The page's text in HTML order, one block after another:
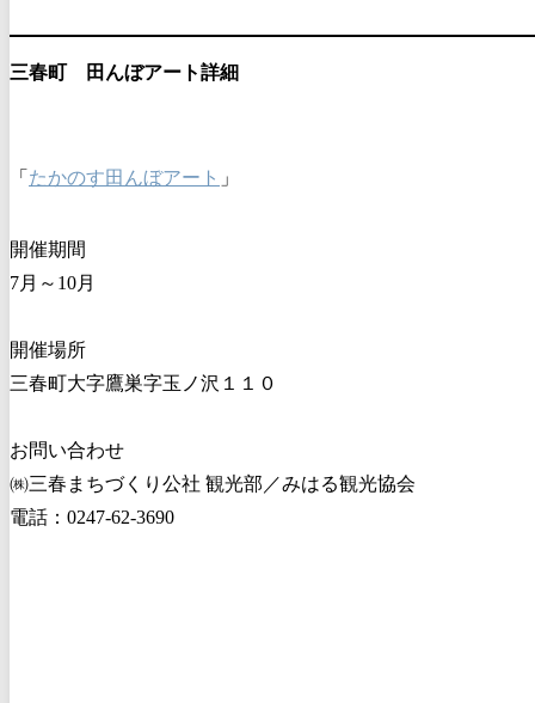
三春町 田んぼアート詳細
「 たかのす田んぼアート 」
開催期間
7月～10月
開催場所
三春町大字鷹巣字玉ノ沢１１０
お問い合わせ
㈱三春まちづくり公社 観光部／みはる観光協会
電話：0247-62-3690